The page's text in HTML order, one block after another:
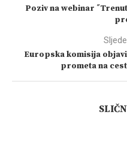
Poziv na webinar
Europska komisija
prometa na